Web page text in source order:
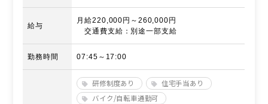
給与
月給220,000円～260,000円
交通費支給：別途一部支給
勤務時間 07:45～17:00
研修制度あり
住宅手当あり
バイク/自転車通勤可